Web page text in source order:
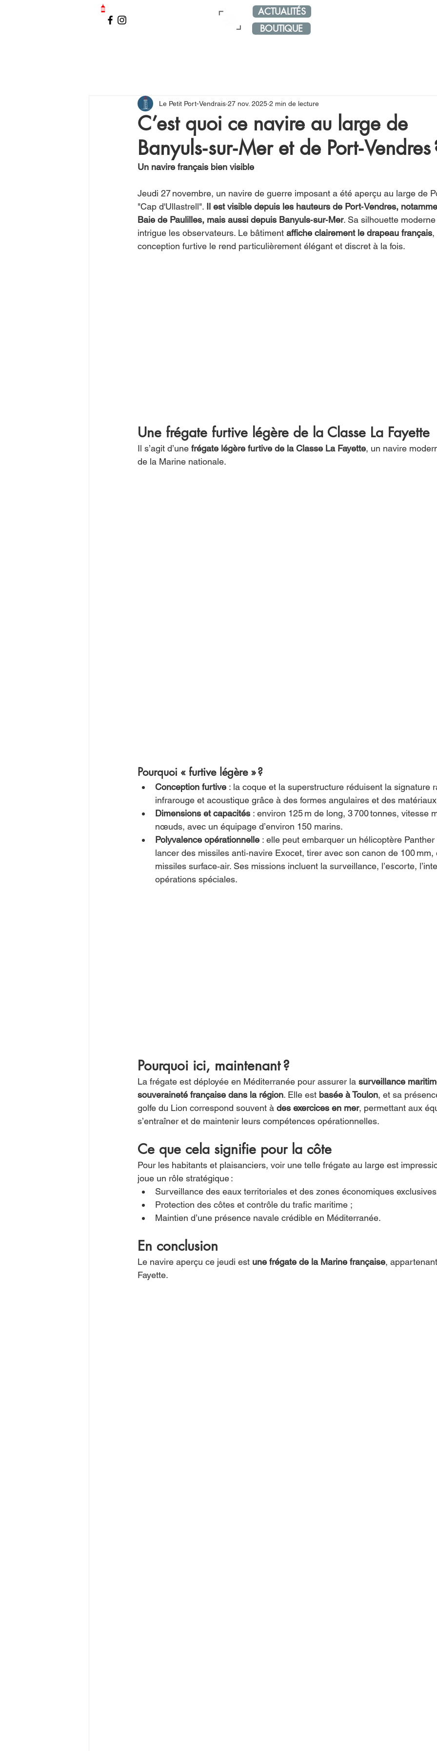
LE PETIT PORT-VENDRAIS
ACTUALITÉS
BOUTIQUE
C’est quoi ce navire au large de
Banyuls‑sur‑Mer et de Port‑Vendres
Le Petit Port-Vendrais 27 nov. 2025 2 min de lecture
Un navire français bien visible
Jeudi 27 novembre, un navire de guerre imposant a été aperçu au large de
"Cap d'Ullastrell". Il est visible depuis les hauteurs de Port‑Vendres,
Baie de Paulilles, mais aussi depuis Banyuls‑sur‑Mer. Sa silhouette
intrigue les observateurs. Le bâtiment affiche clairement le drapeau français,
conception furtive le rend particulièrement élégant et discret à la fois.
Une frégate furtive légère de la Classe La Fayette
Il s’agit d’une frégate légère furtive de la Classe La Fayette, un navire
de la Marine nationale.
Pourquoi « furtive légère » ?
Conception furtive : la coque et la superstructure réduisent la signature
infrarouge et acoustique grâce à des formes angulaires et des
Dimensions et capacités : environ 125 m de long, 3 700 tonnes, vitesse
nœuds, avec un équipage d’environ 150 marins.
Polyvalence opérationnelle : elle peut embarquer un hélicoptère Panther
lancer des missiles anti‑navire Exocet, tirer avec son canon de 100
missiles surface‑air. Ses missions incluent la surveillance, l’escorte,
opérations spéciales.
Pourquoi ici, maintenant ?
La frégate est déployée en Méditerranée pour assurer la surveillance
souveraineté française dans la région. Elle est basée à Toulon, et sa
golfe du Lion correspond souvent à des exercices en mer, permettant aux
s’entraîner et de maintenir leurs compétences opérationnelles.
Ce que cela signifie pour la côte
Pour les habitants et plaisanciers, voir une telle frégate au large est
joue un rôle stratégique :
Surveillance des eaux territoriales et des zones économiques
Protection des côtes et contrôle du trafic maritime ;
Maintien d’une présence navale crédible en Méditerranée.
En conclusion
Le navire aperçu ce jeudi est une frégate de la Marine française,
Fayette.